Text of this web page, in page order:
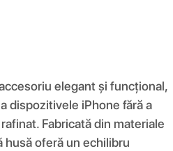
elegant și funcțional,
dispozitivele iPhone fără a
Fabricată din materiale
husă oferă un echilibru